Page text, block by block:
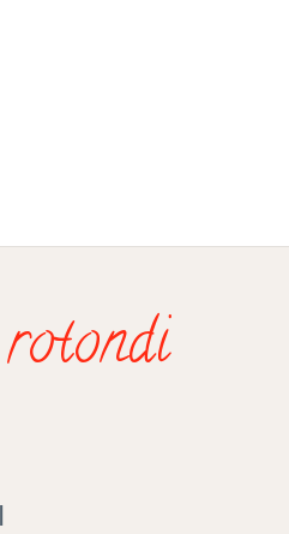
rotondi